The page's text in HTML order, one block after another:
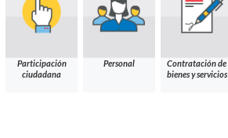
Participación
ciudadana
Personal
Contratación de
bienes y servicios